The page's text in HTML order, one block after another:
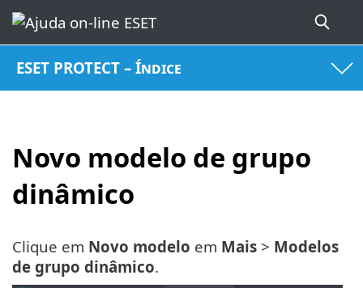
ESET PROTECT – Índice
Novo modelo de grupo
dinâmico
Clique em Novo modelo em Mais > Modelos
de grupo dinâmico.